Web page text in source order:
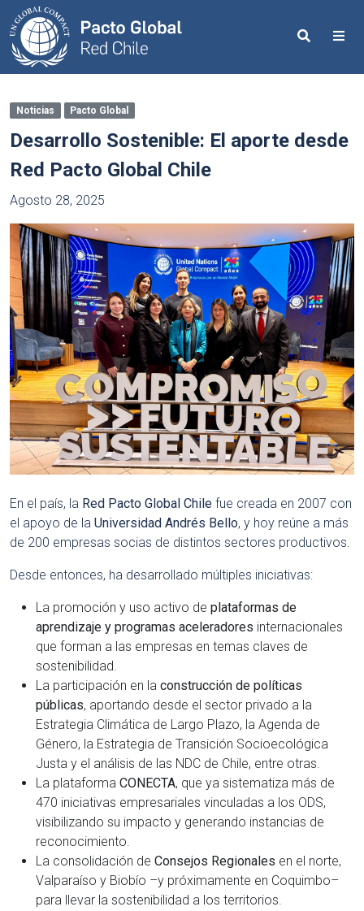
Search
Noticias Pacto Global
Desarrollo Sostenible: El aporte desde
Red Pacto Global Chile
Agosto 28, 2025
En el país, la Red Pacto Global Chile fue creada en 2007 con
el apoyo de la Universidad Andrés Bello, y hoy reúne a más
de 200 empresas socias de distintos sectores productivos.
Desde entonces, ha desarrollado múltiples iniciativas:
La promoción y uso activo de plataformas de
aprendizaje y programas aceleradores internacionales
que forman a las empresas en temas claves de
sostenibilidad.
La participación en la construcción de políticas
públicas, aportando desde el sector privado a la
Estrategia Climática de Largo Plazo, la Agenda de
Género, la Estrategia de Transición Socioecológica
Justa y el análisis de las NDC de Chile, entre otras.
La plataforma CONECTA, que ya sistematiza más de
470 iniciativas empresariales vinculadas a los ODS,
visibilizando su impacto y generando instancias de
reconocimiento.
La consolidación de Consejos Regionales en el norte,
Valparaíso y Biobío –y próximamente en Coquimbo–
para llevar la sostenibilidad a los territorios.